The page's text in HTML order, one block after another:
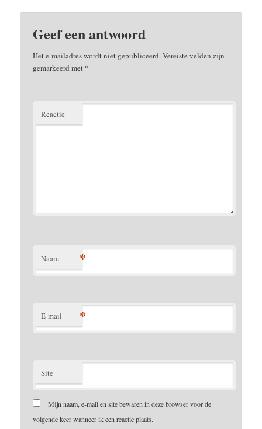
Geef een antwoord
Het e-mailadres wordt niet gepubliceerd.Vereiste velden zijn
gemarkeerd met *
Reactie
Naam *
E-mail *
Site
Mijn naam, e-mail en site bewaren in deze browser voor de
volgende keer wanneer ik een reactie plaats.